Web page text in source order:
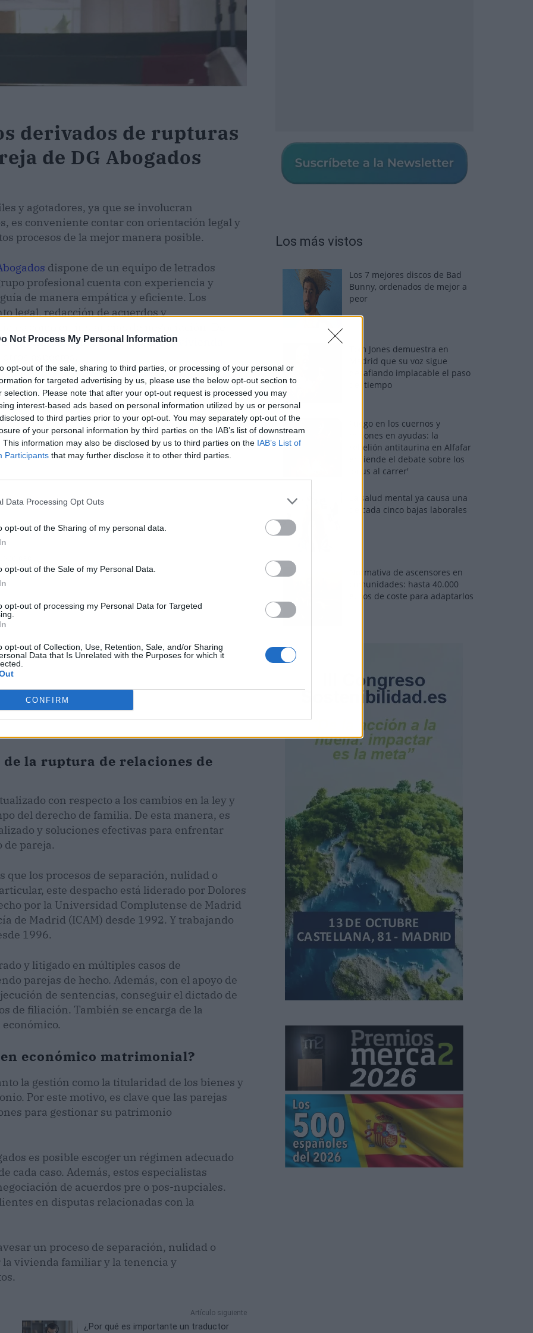
Not Process My Personal Information
opt-out of the sale, sharing to third parties, or processing of your personal or
for targeted advertising by us, please use the below opt-out section to
selection. Please note that after your opt-out request is processed you may
interest-based ads based on personal information utilized by us or personal
to third parties prior to your opt-out. You may separately opt-out of the
of your personal information by third parties on the IAB’s list of downstream
This information may also be disclosed by us to third parties on the IAB’s List of
Participants that may further disclose it to other third parties.
Data Processing Opt Outs
opt-out of the Sharing of my personal data.
opt-out of the Sale of my Personal Data.
opt-out of processing my Personal Data for Targeted
opt-out of Collection, Use, Retention, Sale, and/or Sharing
Data that Is Unrelated with the Purposes for which it
CONFIRM
derivados de rupturas
de DG Abogados
y agotadores, ya que se involucran
es conveniente contar con orientación legal y
procesos de la mejor manera posible.
dispone de un equipo de letrados
profesional cuenta con experiencia y
de manera empática y eficiente. Los
legal, redacción de acuerdos y
como en instancias de negociación. De
de una persona con respecto a la
aspectos.
la ruptura de relaciones de
con respecto a los cambios en la ley y
del derecho de familia. De esta manera, es
y soluciones efectivas para enfrentar
pareja.
que los procesos de separación, nulidad o
este despacho está liderado por Dolores
por la Universidad Complutense de Madrid
de Madrid (ICAM) desde 1992. Y trabajando
1996.
y litigado en múltiples casos de
parejas de hecho. Además, con el apoyo de
de sentencias, conseguir el dictado de
de filiación. También se encarga de la
económico matrimonial?
la gestión como la titularidad de los bienes y
Por este motivo, es clave que las parejas
para gestionar su patrimonio
es posible escoger un régimen adecuado
cada caso. Además, estos especialistas
de acuerdos pre o pos-nupciales.
en disputas relacionadas con la
un proceso de separación, nulidad o
vivienda familiar y la tenencia y
Artículo siguiente
¿Por qué es importante un traductor
Los más vistos
Los 7 mejores discos de Bad
Bunny, ordenados de mejor a
peor
Tom Jones demuestra en
Madrid que su voz sigue
desafiando implacable el paso
del tiempo
Fuego en los cuernos y
millones en ayudas: la
rebelión antitaurina en Alfafar
enciende el debate sobre los
'bous al carrer'
La salud mental ya causa una
de cada cinco bajas laborales
Normativa de ascensores en
comunidades: hasta 40.000
euros de coste para adaptarlos